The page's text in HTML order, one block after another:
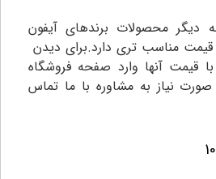
محصولات برندهای آیفون
مناسب تری دارد.برای دیدن
با قیمت آنها وارد صفحه فروشگاه
نیاز به مشاوره با ما تماس